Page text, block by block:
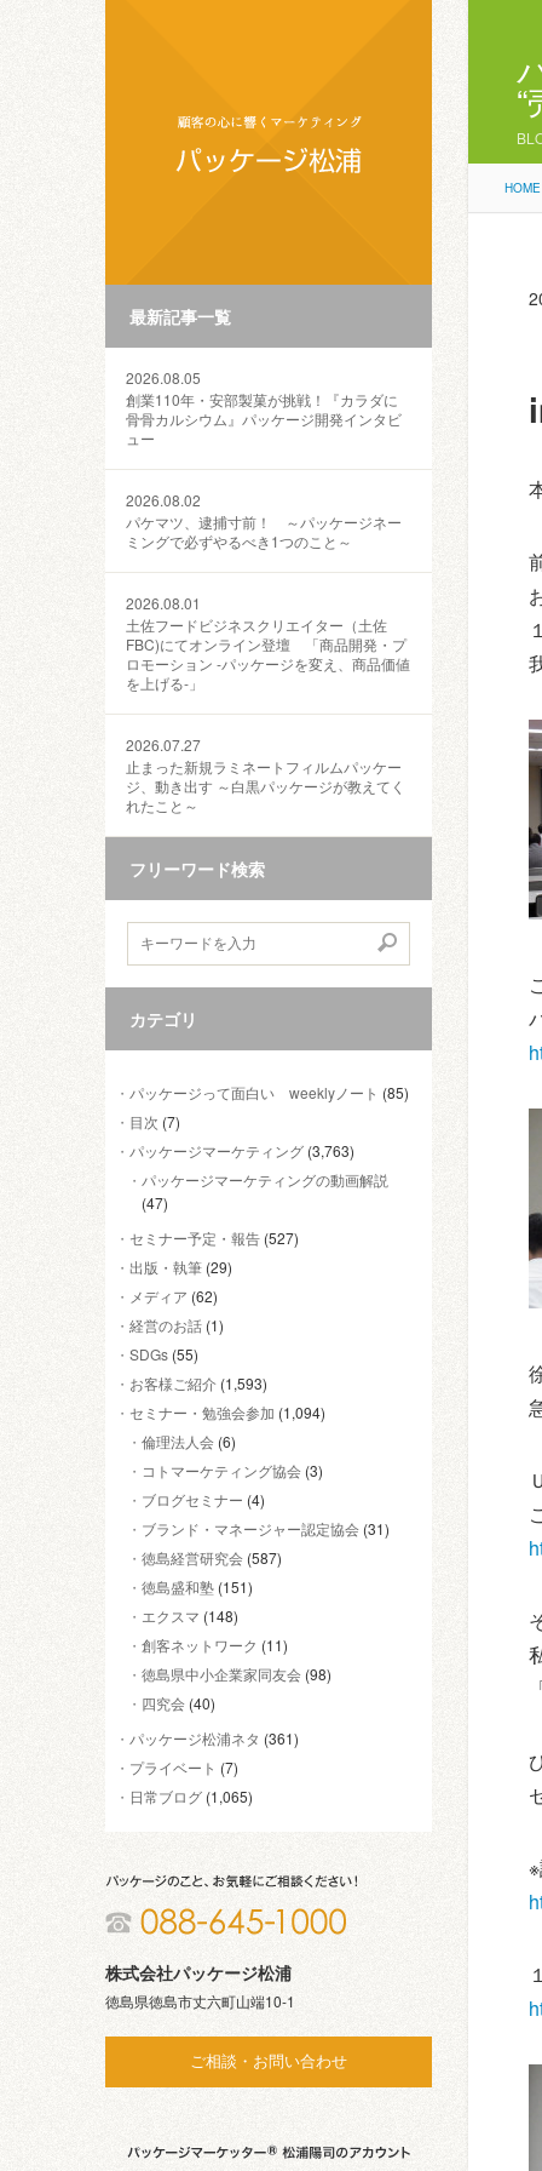
最新記事一覧
2026.08.05
創業110年・安部製菓が挑戦！『カラダに
骨骨カルシウム』パッケージ開発インタビ
ュー
2026.08.02
パケマツ、逮捕寸前！ ～パッケージネー
ミングで必ずやるべき1つのこと～
2026.08.01
土佐フードビジネスクリエイター（土佐
FBC)にてオンライン登壇 「商品開発・プ
ロモーション ‐パッケージを変え、商品価値
を上げる‐」
2026.07.27
止まった新規ラミネートフィルムパッケー
ジ、動き出す ～白黒パッケージが教えてく
れたこと～
フリーワード検索
カテゴリ
パッケージって面白い weeklyノート (85)
目次 (7)
パッケージマーケティング (3,763)
パッケージマーケティングの動画解説
(47)
セミナー予定・報告 (527)
出版・執筆 (29)
メディア (62)
経営のお話 (1)
SDGs (55)
お客様ご紹介 (1,593)
セミナー・勉強会参加 (1,094)
倫理法人会 (6)
コトマーケティング協会 (3)
ブログセミナー (4)
ブランド・マネージャー認定協会 (31)
徳島経営研究会 (587)
徳島盛和塾 (151)
エクスマ (148)
創客ネットワーク (11)
徳島県中小企業家同友会 (98)
四究会 (40)
パッケージ松浦ネタ (361)
プライベート (7)
日常ブログ (1,065)
株式会社パッケージ松浦
徳島県徳島市丈六町山端10-1
ご相談・お問い合わせ
HOME